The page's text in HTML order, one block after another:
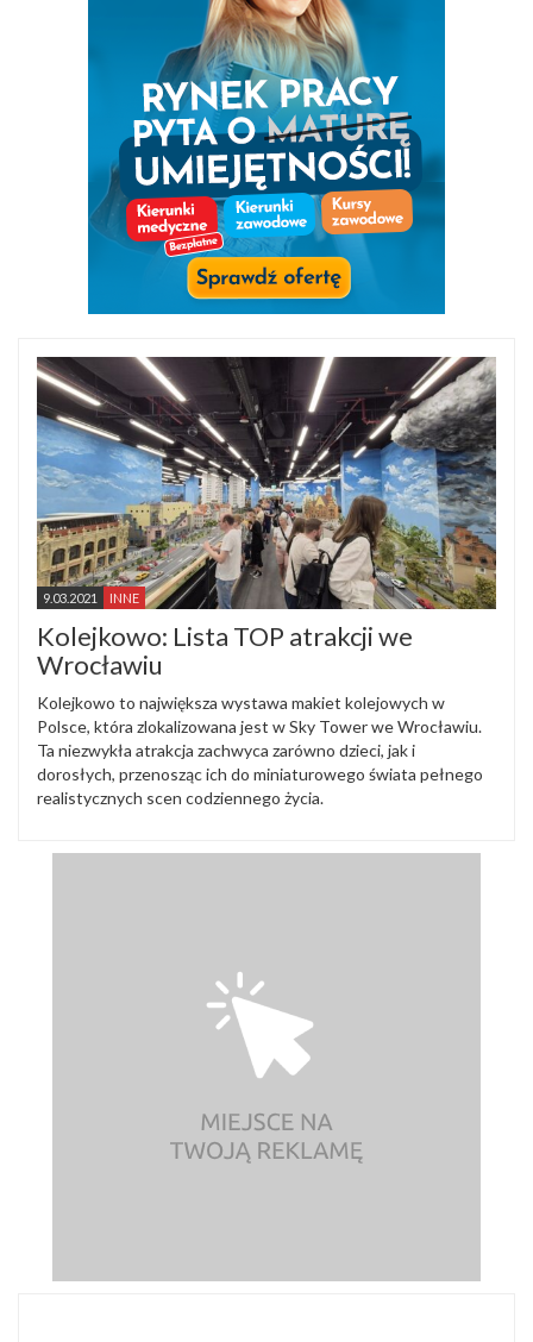
9.03.2021 INNE
Kolejkowo: Lista TOP atrakcji we
Wrocławiu
Kolejkowo to największa wystawa makiet kolejowych w
Polsce, która zlokalizowana jest w Sky Tower we Wrocławiu.
Ta niezwykła atrakcja zachwyca zarówno dzieci, jak i
dorosłych, przenosząc ich do miniaturowego świata pełnego
realistycznych scen codziennego życia.